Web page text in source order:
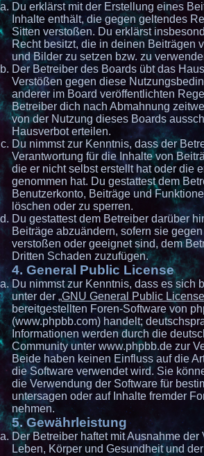
Du erklärst mit der Erstellung eines
Inhalte enthält, die gegen geltendes
Sitten verstoßen. Du erklärst
Recht besitzt, die in deinen Beiträgen
und Bilder zu setzen bzw. zu
Der Betreiber des Boards übt das
Verstößen gegen diese
anderer im Board veröffentlichten
Betreiber dich nach Abmahnung
von der Nutzung dieses Boards
Hausverbot erteilen.
Du nimmst zur Kenntnis, dass der
Verantwortung für die Inhalte von
die er nicht selbst erstellt hat oder die
genommen hat. Du gestattest dem
Benutzerkonto, Beiträge und
löschen oder zu sperren.
Du gestattest dem Betreiber darüber
Beiträge abzuändern, sofern sie
verstoßen oder geeignet sind, dem
Dritten Schaden zuzufügen.
4. General Public License
Du nimmst zur Kenntnis, dass es sich
unter der „GNU General Public
bereitgestellten Foren-Software von
(www.phpbb.com) handelt;
Informationen werden durch die
Community unter www.phpbb.de zur
Beide haben keinen Einfluss auf die
die Software verwendet wird. Sie
die Verwendung der Software für
untersagen oder auf Inhalte fremder
nehmen.
5. Gewährleistung
Der Betreiber haftet mit Ausnahme der
Leben, Körper und Gesundheit und